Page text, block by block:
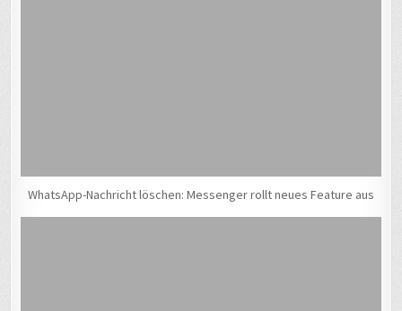
WhatsApp-Nachricht löschen: Messenger rollt neues Feature aus